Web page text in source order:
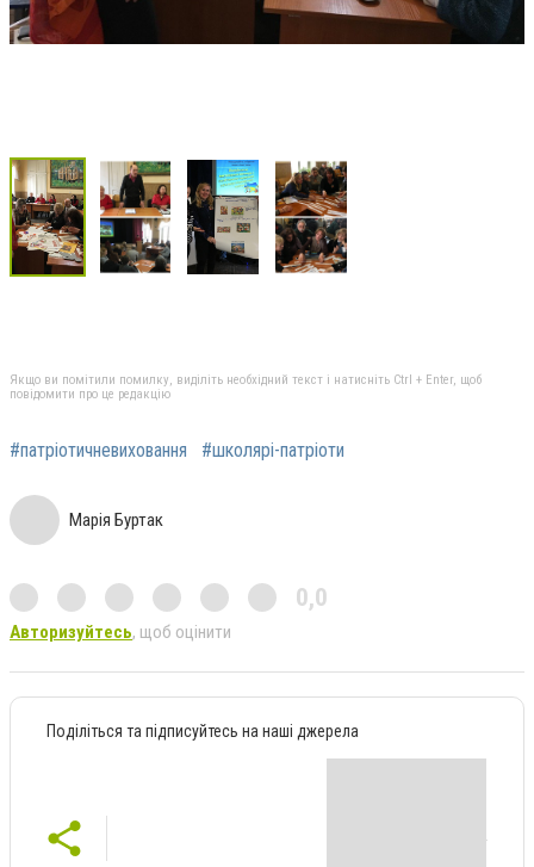
Якщо ви помітили помилку, виділіть необхідний текст і натисніть Ctrl + Enter, щоб
повідомити про це редакцію
#патріотичневиховання #школярі-патріоти
Марія Буртак
0,0
Авторизуйтесь, щоб оцінити
Поділіться та підписуйтесь на наші джерела